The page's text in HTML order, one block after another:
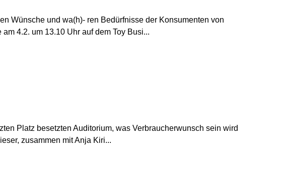
Wünsche und wa(h)- ren Bedürfnisse der Konsumenten von
4.2. um 13.10 Uhr auf dem Toy Busi...
Platz besetzten Auditorium, was Verbraucherwunsch sein wird
zusammen mit Anja Kiri...